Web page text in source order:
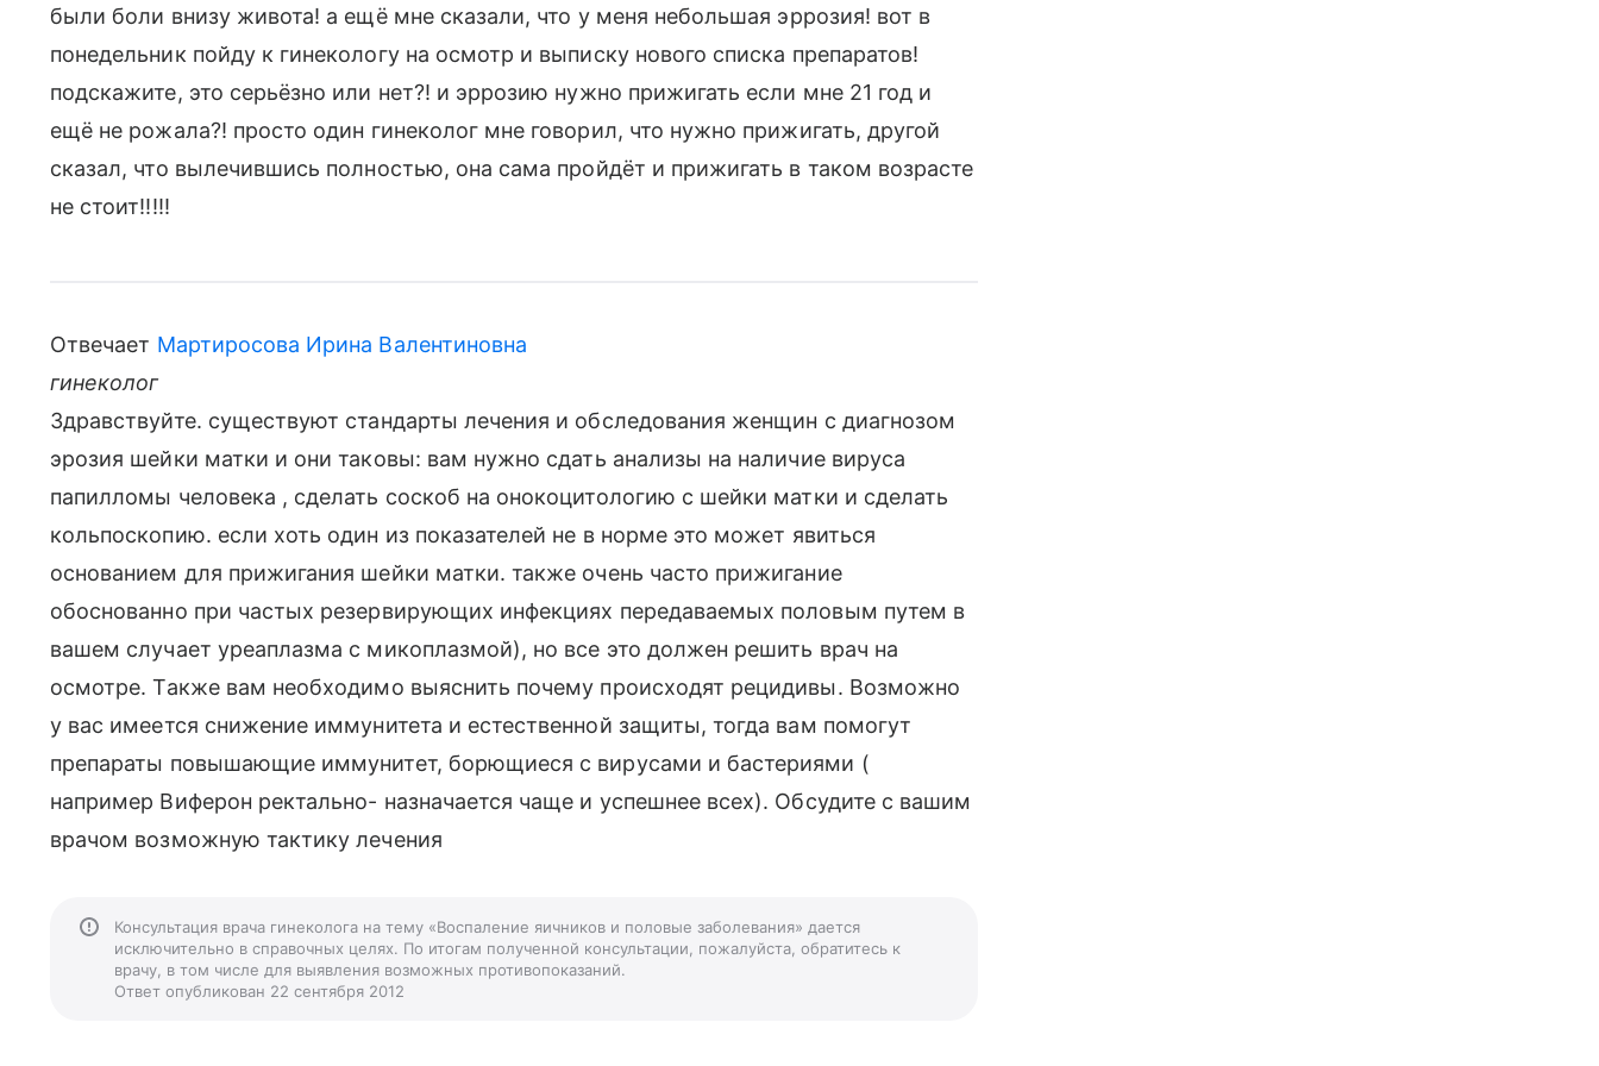
были боли внизу живота! а ещё мне сказали, что у меня небольшая эррозия! вот в
понедельник пойду к гинекологу на осмотр и выписку нового списка препаратов!
подскажите, это серьёзно или нет?! и эррозию нужно прижигать если мне 21 год и
ещё не рожала?! просто один гинеколог мне говорил, что нужно прижигать, другой
сказал, что вылечившись полностью, она сама пройдёт и прижигать в таком возрасте
не стоит!!!!!
Отвечает Мартиросова Ирина Валентиновна
гинеколог
Здравствуйте. существуют стандарты лечения и обследования женщин с диагнозом
эрозия шейки матки и они таковы: вам нужно сдать анализы на наличие вируса
папилломы человека , сделать соскоб на онокоцитологию с шейки матки и сделать
кольпоскопию. если хоть один из показателей не в норме это может явиться
основанием для прижигания шейки матки. также очень часто прижигание
обоснованно при частых резервирующих инфекциях передаваемых половым путем в
вашем случает уреаплазма с микоплазмой), но все это должен решить врач на
осмотре. Также вам необходимо выяснить почему происходят рецидивы. Возможно
у вас имеется снижение иммунитета и естественной защиты, тогда вам помогут
препараты повышающие иммунитет, борющиеся с вирусами и бастериями (
например Виферон ректально- назначается чаще и успешнее всех). Обсудите с вашим
врачом возможную тактику лечения
Консультация врача гинеколога на тему «Воспаление яичников и половые заболевания» дается
исключительно в справочных целях. По итогам полученной консультации, пожалуйста, обратитесь к
врачу, в том числе для выявления возможных противопоказаний.
Ответ опубликован 22 сентября 2012